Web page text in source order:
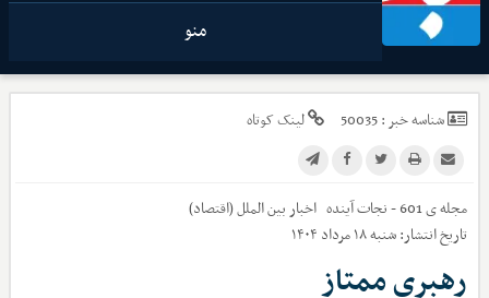
منو
شناسه خبر :50035 لینک کوتاه
مجله ی 601 - نجات آینده اخباربین الملل (اقتصاد)
تاریخ انتشار:شنبه ۱۸ مرداد ۱۴۰۴
رهبری ممتاز